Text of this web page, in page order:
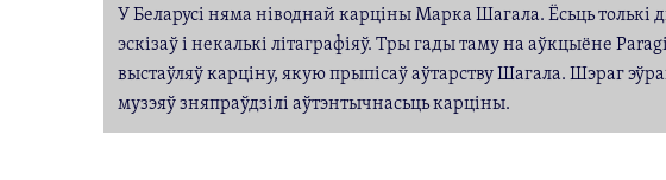
У Беларусі няма ніводнай карціны Марка Шагала. Ёсьць толькі
эскізаў і некалькі літаграфіяў. Тры гады таму на аўкцыёне
выстаўляў карціну, якую прыпісаў аўтарству Шагала. Шэраг
музэяў зняпраўдзілі аўтэнтычнасьць карціны.